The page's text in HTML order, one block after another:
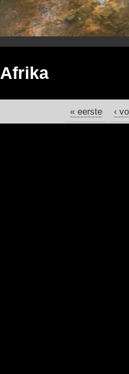
Afrika
PAGINA'S« eerste ‹